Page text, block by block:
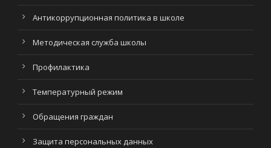
Антикоррупционная политика в школе
Методическая служба школы
Профилактика
Температурный режим
Обращения граждан
Защита персональных данных